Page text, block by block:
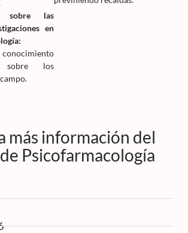
sobre las
en
sobre los
más información del
Psicofarmacología